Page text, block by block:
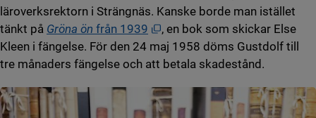
läroverksrektorn i Strängnäs. Kanske borde man istället
tänkt på Gröna ön från 1939 Öppnas i nytt fönster.
, en bok som skickar Else
Kleen i fängelse. För den 24 maj 1958 döms Gustdolf till
tre månaders fängelse och att betala skadestånd.